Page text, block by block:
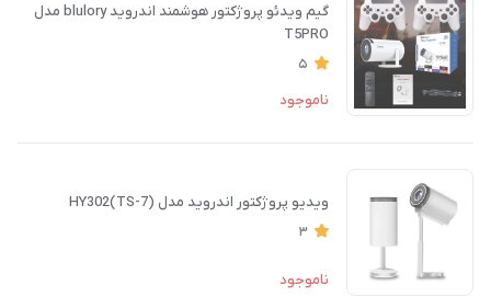
گیم ویدئو پروژکتور هوشمند اندروید blulory مدل
T5PRO
5
ناموجود
ویدیو پروژکتور اندروید مدل (HY302(TS-7
3
ناموجود